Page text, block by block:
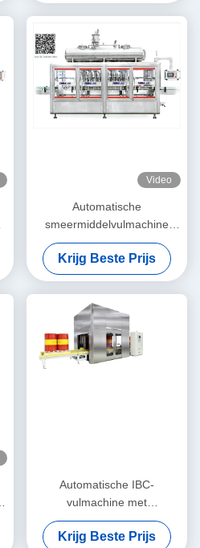
Video
Automatische
smeermiddelvulmachine
PLC-gestuurd 1L-5L lineair
type
Krijg Beste Prijs
Automatische IBC-
vulmachine met
smeermiddeltrommel
Krijg Beste Prijs